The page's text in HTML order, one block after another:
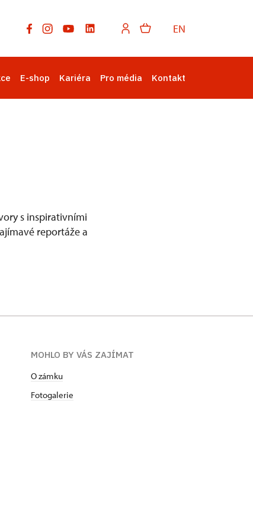
EN
E-shop Kariéra Pro média Kontakt
s inspirativními
reportáže a
MOHLO BY VÁS ZAJÍMAT
O zámku
Fotogalerie